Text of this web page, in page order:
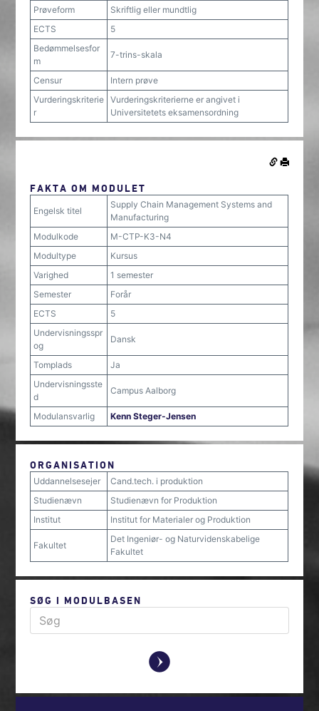
Prøveform
Skriftlig eller mundtlig
ECTS
5
Bedømmelsesfor
m
7-trins-skala
Censur
Intern prøve
Vurderingskriterie
r
Vurderingskriterierne er angivet i
Universitetets eksamensordning
FAKTA OM MODULET
Engelsk titel
Supply Chain Management Systems and
Manufacturing
Modulkode
M-CTP-K3-N4
Modultype
Kursus
Varighed
1 semester
Semester
Forår
ECTS
5
Undervisningsspr
og
Dansk
Tomplads
Ja
Undervisningsste
d
Campus Aalborg
Modulansvarlig Kenn Steger-Jensen
ORGANISATION
Uddannelsesejer
Cand.tech. i produktion
Studienævn
Studienævn for Produktion
Institut
Institut for Materialer og Produktion
Fakultet
Det Ingeniør- og Naturvidenskabelige
Fakultet
SØG I MODULBASEN
y